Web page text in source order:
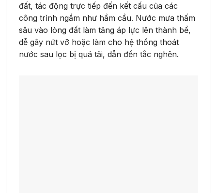
đất, tác động trực tiếp đến kết cấu của các
công trình ngầm như hầm cầu. Nước mưa thấm
sâu vào lòng đất làm tăng áp lực lên thành bể,
dễ gây nứt vỡ hoặc làm cho hệ thống thoát
nước sau lọc bị quá tải, dẫn đến tắc nghẽn.